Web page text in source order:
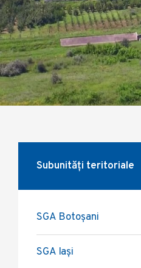
Subunități teritoriale
SGA Botoșani
SGA Iași